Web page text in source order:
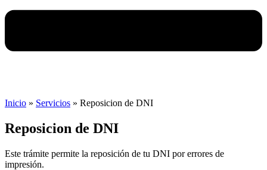
Inicio » Servicios » Reposicion de DNI
Reposicion de DNI
Este trámite permite la reposición de tu DNI por errores de
impresión.